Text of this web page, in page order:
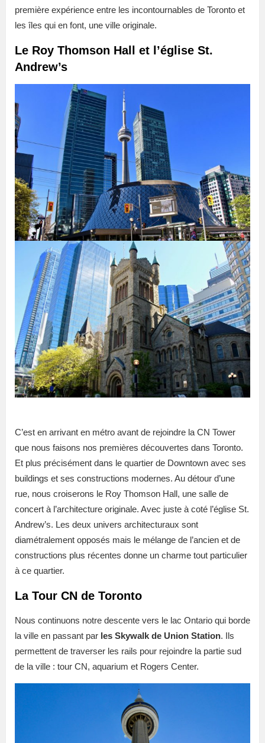
première expérience entre les incontournables de Toronto et
les îles qui en font, une ville originale.
Le Roy Thomson Hall et l’église St.
Andrew’s
C’est en arrivant en métro avant de rejoindre la CN Tower
que nous faisons nos premières découvertes dans Toronto.
Et plus précisément dans le quartier de Downtown avec ses
buildings et ses constructions modernes. Au détour d’une
rue, nous croiserons le Roy Thomson Hall, une salle de
concert à l’architecture originale. Avec juste à coté l’église St.
Andrew’s. Les deux univers architecturaux sont
diamétralement opposés mais le mélange de l’ancien et de
constructions plus récentes donne un charme tout particulier
à ce quartier.
La Tour CN de Toronto
Nous continuons notre descente vers le lac Ontario qui borde
la ville en passant par les Skywalk de Union Station. Ils
permettent de traverser les rails pour rejoindre la partie sud
de la ville : tour CN, aquarium et Rogers Center.